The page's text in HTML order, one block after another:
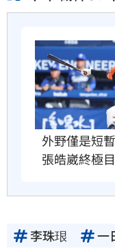
外野僅是短
張皓崴終極
李珠珢 一